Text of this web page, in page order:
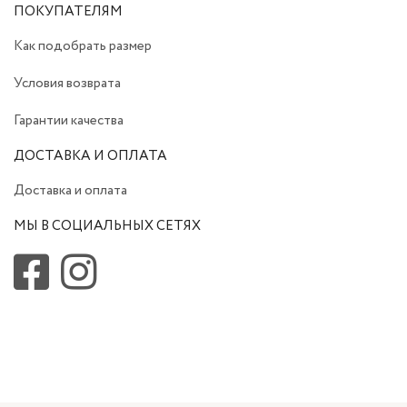
ПОКУПАТЕЛЯМ
Как подобрать размер
Условия возврата
Гарантии качества
ДОСТАВКА И ОПЛАТА
Доставка и оплата
МЫ В СОЦИАЛЬНЫХ СЕТЯХ